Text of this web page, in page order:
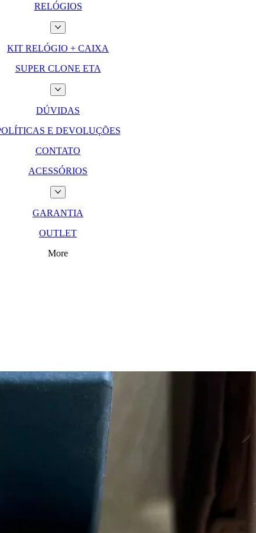
RELÓGIOS
KIT RELÓGIO + CAIXA
SUPER CLONE ETA
DÚVIDAS
E DEVOLUÇÕES
CONTATO
ACESSÓRIOS
GARANTIA
OUTLET
More